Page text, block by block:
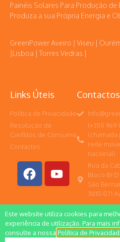
Painéis Solares Para Produção de
Produza a sua Própria Energia e
GreenPower Aveiro | Viseu |
|Lisboa | Torres Vedras |
Links Úteis
Política de Privacidade
Resolução de
Conflitos de Consumo
Contactos
Contactos
(+351) 969
(chamada
rede
nacional)
Rua da
Bloco B1
São
3810-071
Todos os direitos
Este website utiliza cookies para
experiência de utilização. Para mais
consulte a nossa Política de